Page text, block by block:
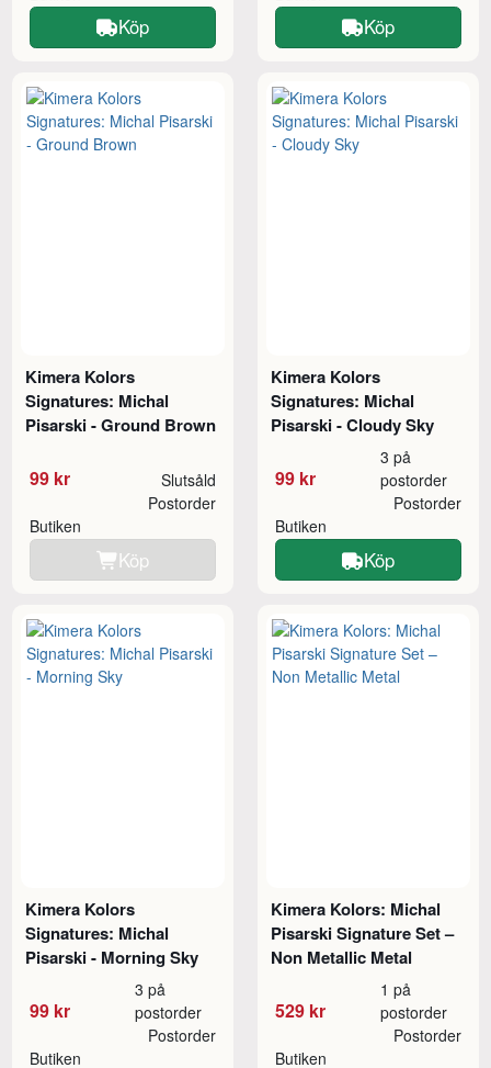
Köp Köp
Kimera Kolors
Signatures: Michal
Pisarski - Ground Brown
99 kr Slutsåld
Butiken
Postorder
Köp
Kimera Kolors
Signatures: Michal
Pisarski - Cloudy Sky
99 kr
3 på
postorder
Butiken
Postorder
Köp
Kimera Kolors
Signatures: Michal
Pisarski - Morning Sky
99 kr
3 på
postorder
Butiken
Postorder
Kimera Kolors: Michal
Pisarski Signature Set –
Non Metallic Metal
529 kr
1 på
postorder
Butiken
Postorder